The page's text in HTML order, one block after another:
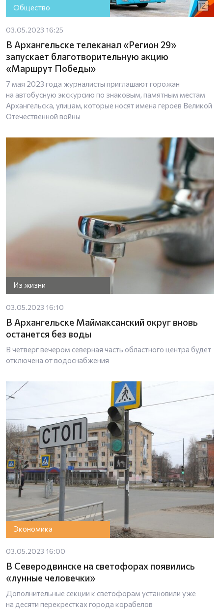
Общество
03.05.2023 16:25
В Архангельске телеканал «Регион 29»
запускает благотворительную акцию
«Маршрут Победы»
7 мая 2023 года журналисты приглашают горожан
на автобусную экскурсию по знаковым, памятным местам
Архангельска, улицам, которые носят имена героев Великой
Отечественной войны
Из жизни
03.05.2023 16:10
В Архангельске Маймаксанский округ вновь
останется без воды
В четверг вечером северная часть областного центра будет
отключена от водоснабжения
Экономика
03.05.2023 16:00
В Северодвинске на светофорах появились
«лунные человечки»
Дополнительные секции к светофорам установили уже
на десяти перекрестках города корабелов